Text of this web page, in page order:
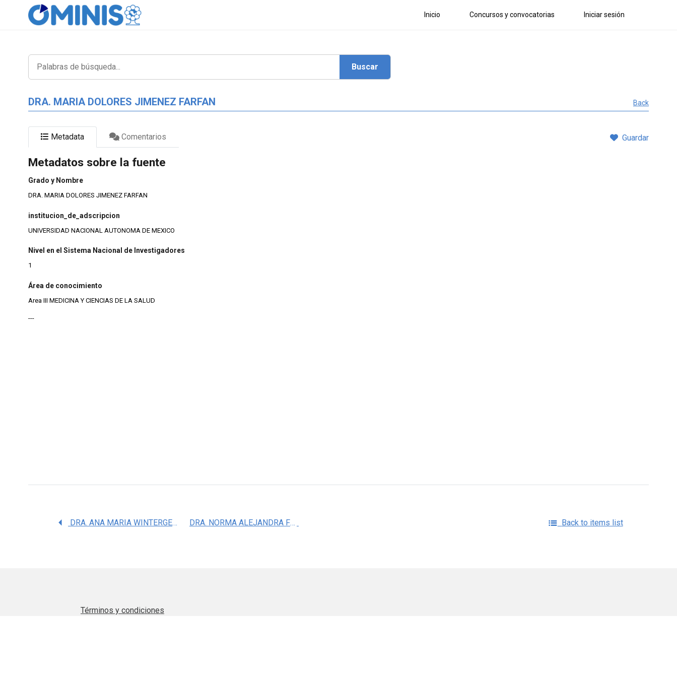
Inicio Concursos y convocatorias Iniciar sesión
DRA. MARIA DOLORES JIMENEZ FARFAN Back
Metadata Comentarios Guardar
Metadatos sobre la fuente
Grado y Nombre
DRA. MARIA DOLORES JIMENEZ FARFAN
institucion_de_adscripcion
UNIVERSIDAD NACIONAL AUTONOMA DE MEXICO
Nivel en el Sistema Nacional de Investigadores
1
Área de conocimiento
Area III MEDICINA Y CIENCIAS DE LA SALUD
---
DRA. ANA MARIA WINTERGERST LAVIN DRA. NORMA ALEJANDRA FIGUEROA RIOS Back to items list
Términos y condiciones